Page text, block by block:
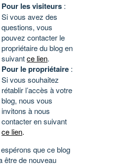
Pour les visiteurs :
Si vous avez des
questions, vous
pouvez contacter le
propriétaire du blog en
suivantce lien.
Pour le propriétaire :
Si vous souhaitez
rétablir l’accès à votre
blog, nous vous
invitons à nous
contacter en suivant
ce lien.
que ce blog
être de nouveau